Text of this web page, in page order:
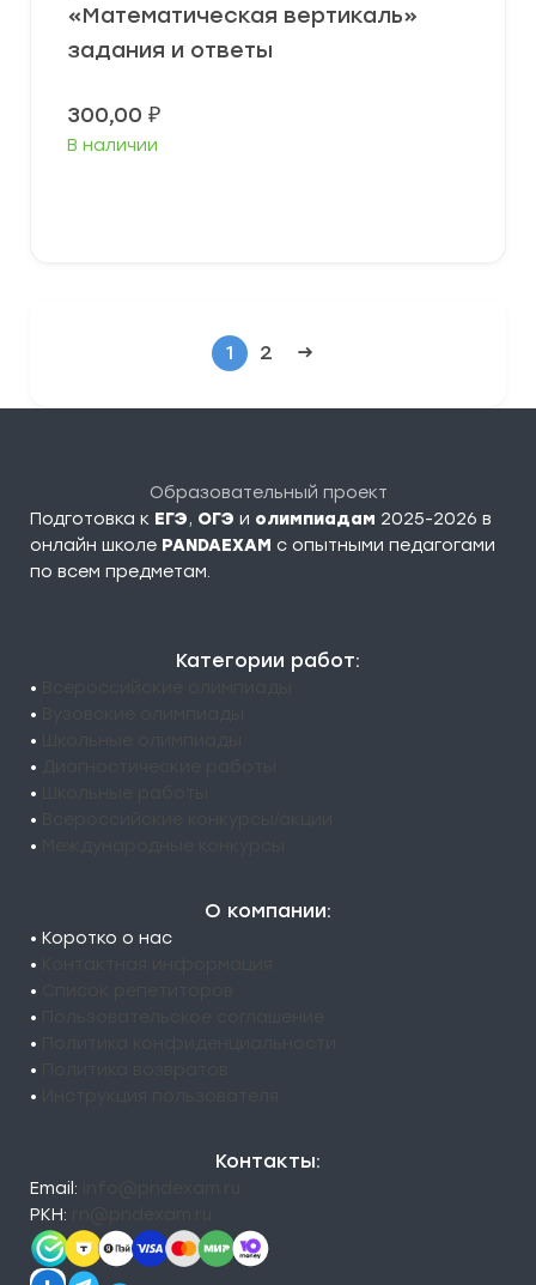
«Математическая вертикаль»
задания и ответы
300,00 ₽
В наличии
1 2 →
Образовательный проект
Подготовка к ЕГЭ, ОГЭ и олимпиадам 2025-2026 в
онлайн школе PANDAEXAM c опытными педагогами
по всем предметам.
Категории работ:
•
•
•
•
•
•
•
О компании:
• Коротко о нас
•
•
•
•
•
•
Контакты:
Email:
РКН: